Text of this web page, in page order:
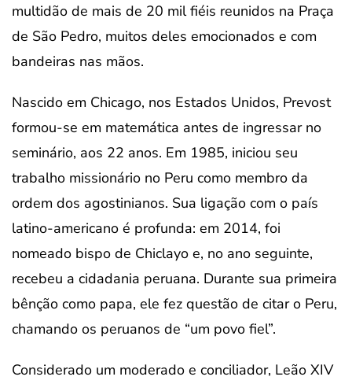
multidão de mais de 20 mil fiéis reunidos na Praça
de São Pedro, muitos deles emocionados e com
bandeiras nas mãos.
Nascido em Chicago, nos Estados Unidos, Prevost
formou-se em matemática antes de ingressar no
seminário, aos 22 anos. Em 1985, iniciou seu
trabalho missionário no Peru como membro da
ordem dos agostinianos. Sua ligação com o país
latino-americano é profunda: em 2014, foi
nomeado bispo de Chiclayo e, no ano seguinte,
recebeu a cidadania peruana. Durante sua primeira
bênção como papa, ele fez questão de citar o Peru,
chamando os peruanos de “um povo fiel”.
Considerado um moderado e conciliador, Leão XIV